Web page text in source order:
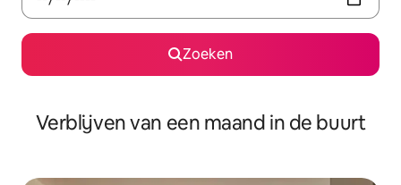
Zoeken
Verblijven van een maand in de buurt